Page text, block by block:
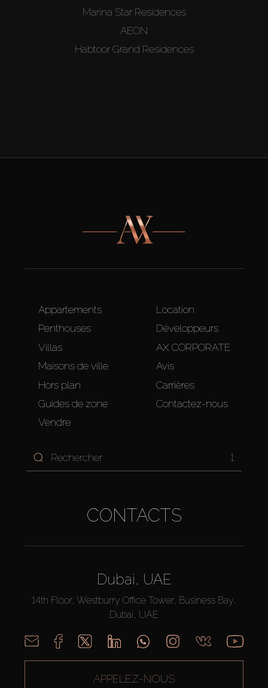
Marina Star Residences
AEON
Habtoor Grand Residences
Appartements
Penthouses
Villas
Maisons de ville
Hors plan
Guides de zone
Vendre
Location
Développeurs
AX CORPORATE
Avis
Carrières
Contactez-nous
1
CONTACTS
Dubai, UAE
14th Floor, Westburry Office Tower, Business Bay,
Dubai, UAE
APPELEZ-NOUS